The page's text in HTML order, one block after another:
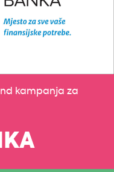
kampanja za